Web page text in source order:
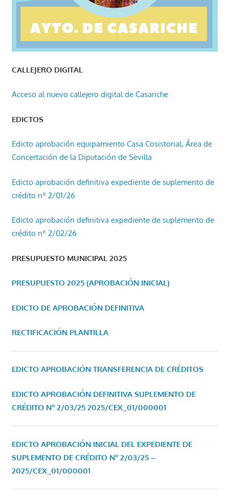
CALLEJERO DIGITAL
Acceso al nuevo callejero digital de Casariche
EDICTOS
Edicto aprobación equipamiento Casa Cosistorial, Área de
Concertación de la Diputación de Sevilla
Edicto aprobación definitiva expediente de suplemento de
crédito nº 2/01/26
Edicto aprobación definitiva expediente de suplemento de
crédito nº 2/02/26
PRESUPUESTO MUNICIPAL 2025
PRESUPUESTO 2025 (APROBACIÓN INICIAL)
EDICTO DE APROBACIÓN DEFINITIVA
RECTIFICACIÓN PLANTILLA
EDICTO APROBACIÓN TRANSFERENCIA DE CRÉDITOS
EDICTO APROBACIÓN DEFINITIVA SUPLEMENTO DE
CRÉDITO Nº 2/03/25 2025/CEX_01/000001
EDICTO APROBACIÓN INICIAL DEL EXPEDIENTE DE
SUPLEMENTO DE CRÉDITO Nº 2/03/25 –
2025/CEX_01/000001